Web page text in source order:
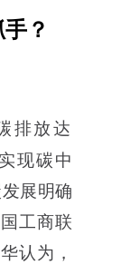
？
排放达
现碳中
展明确
工商联
认为，